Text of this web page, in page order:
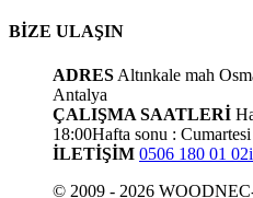
BİZE ULAŞIN
ADRES Altınkale mah
Antalya
ÇALIŞMA SAATLERİ
18:00Hafta sonu :
İLETİŞİM 0506 180 01 02
© 2009 - 2026